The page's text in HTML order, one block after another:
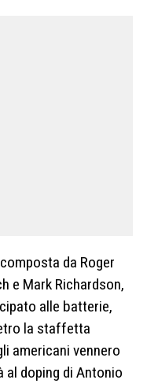
da Roger
e Mark Richardson,
alle batterie,
la staffetta
americani vennero
doping di Antonio